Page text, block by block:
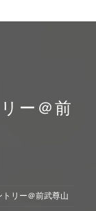
ー＠前
リー＠前武尊山